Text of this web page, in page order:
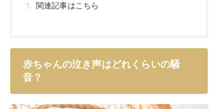
関連記事はこちら
赤ちゃんの泣き声はどれくらいの騒
音？